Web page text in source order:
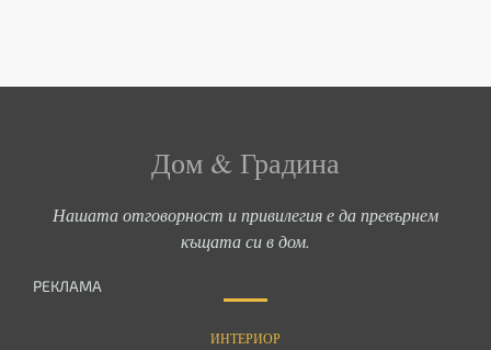
Дом & Градина
Нашата отговорност и привилегия е да превърнем
къщата си в дом.
РЕКЛАМА
ИНТЕРИОР